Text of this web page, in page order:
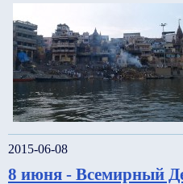
2015-06-08
8 июня - Всемирный